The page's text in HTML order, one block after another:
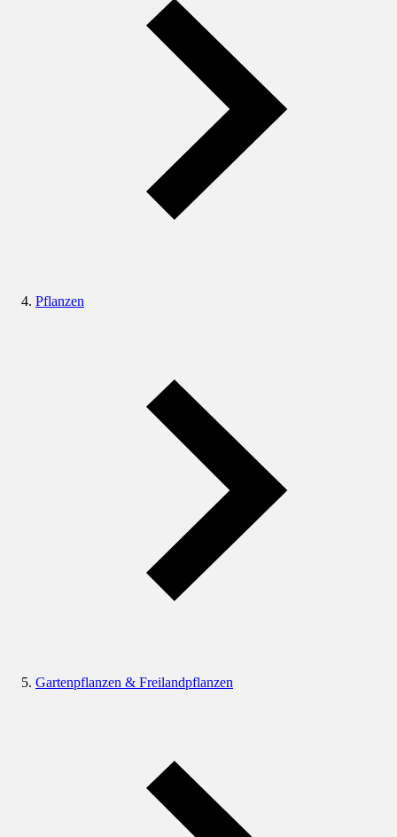
Pflanzen
Gartenpflanzen & Freilandpflanzen